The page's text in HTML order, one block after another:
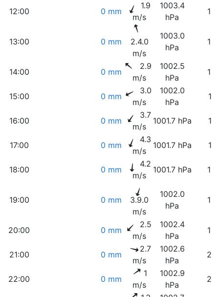
12:00 0 mm
1.9
m/s
1003.4
hPa
13:00 0 mm
2.4.0
m/s
1003.0
hPa
14:00 0 mm
2.9
m/s
1002.5
hPa
15:00 0 mm
3.0
m/s
1002.0
hPa
16:00 0 mm
3.7
m/s
1001.7 hPa
17:00 0 mm
4.3
m/s
1001.7 hPa
18:00 0 mm
4.2
m/s
1001.7 hPa
19:00 0 mm
3.9.0
m/s
1002.0
hPa
20:00 0 mm
2.5
m/s
1002.4
hPa
21:00 0 mm
2.7
m/s
1002.6
hPa
22:00 0 mm
1
m/s
1002.9
hPa